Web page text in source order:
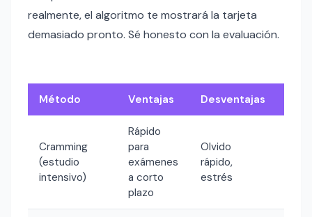
realmente, el algoritmo te mostrará la tarjeta
demasiado pronto. Sé honesto con la evaluación.
Método Ventajas Desventajas
Cramming
(estudio
intensivo)
Rápido
para
exámenes
a corto
plazo
Olvido
rápido,
estrés